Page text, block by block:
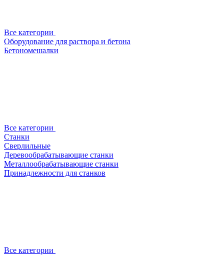
Все категории
Оборудование для раствора и бетона
Бетономешалки
Все категории
Станки
Сверлильные
Деревообрабатывающие станки
Металлообрабатывающие станки
Принадлежности для станков
Все категории